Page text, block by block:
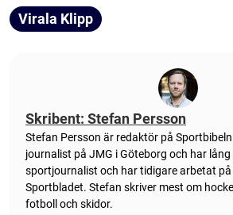
Virala Klipp
Skribent: Stefan Persson
Stefan Persson är redaktör på
journalist på JMG i Göteborg och har
sportjournalist och har tidigare arbetat
Sportbladet. Stefan skriver mest om
fotboll och skidor.